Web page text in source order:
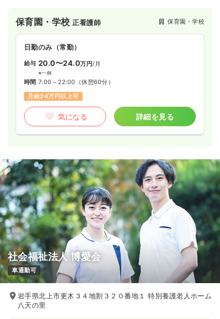
保育園・学校正看護師 保育園・学校
日勤のみ（常勤）
給与 20.0〜24.0万円/月
※一例
時間 7:00～22:00 （休憩60分）
月給24万円以上可
気になる 詳細を見る
社会福祉法人 博愛会
車通勤可
岩手県北上市更木３４地割３２０番地１ 特別養護老人ホーム
八天の里